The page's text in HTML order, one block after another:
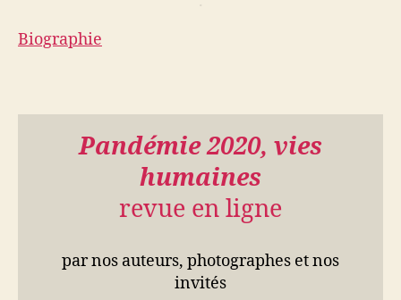
Biographie
Pandémie 2020, vies
humaines
revue en ligne
par nos auteurs, photographes et nos
invités